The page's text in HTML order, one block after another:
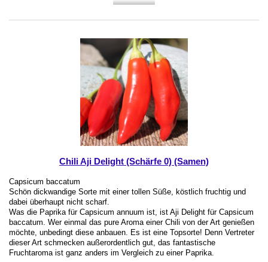
Chili Aji Delight (Schärfe 0) (Samen)
Capsicum baccatum
Schön dickwandige Sorte mit einer tollen Süße, köstlich fruchtig und
dabei überhaupt nicht scharf.
Was die Paprika für Capsicum annuum ist, ist Aji Delight für Capsicum
baccatum. Wer einmal das pure Aroma einer Chili von der Art genießen
möchte, unbedingt diese anbauen. Es ist eine Topsorte! Denn Vertreter
dieser Art schmecken außerordentlich gut, das fantastische
Fruchtaroma ist ganz anders im Vergleich zu einer Paprika.